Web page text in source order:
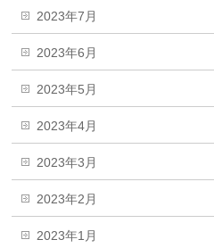
2023年7月
2023年6月
2023年5月
2023年4月
2023年3月
2023年2月
2023年1月